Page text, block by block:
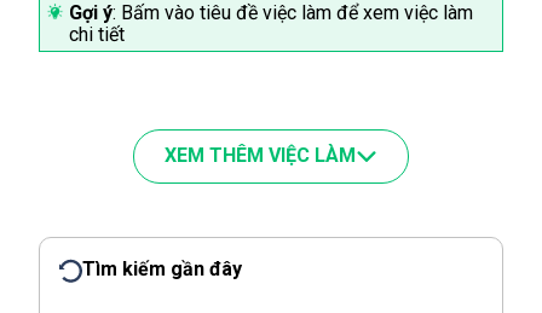
Gợi ý: Bấm vào tiêu đề việc làm để xem việc làm
chi tiết
XEM THÊM VIỆC LÀM
Tìm kiếm gần đây